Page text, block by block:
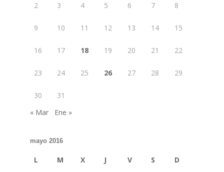
2 3 4 5 6 7 8
9 10 11 12 13 14 15
16 17 18 19 20 21 22
23 24 25 26 27 28 29
30
31
« Mar
Ene »
mayo 2016
L M X J V S D